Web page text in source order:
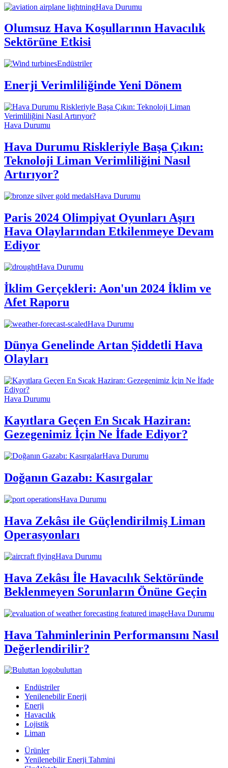
Hava Durumu
Olumsuz Hava Koşullarının Havacılık
Sektörüne Etkisi
Endüstriler
Enerji Verimliliğinde Yeni Dönem
Hava Durumu
Hava Durumu Riskleriyle Başa Çıkın:
Teknoloji Liman Verimliliğini Nasıl
Artırıyor?
Hava Durumu
Paris 2024 Olimpiyat Oyunları Aşırı
Hava Olaylarından Etkilenmeye Devam
Ediyor
Hava Durumu
İklim Gerçekleri: Aon'un 2024 İklim ve
Afet Raporu
Hava Durumu
Dünya Genelinde Artan Şiddetli Hava
Olayları
Hava Durumu
Kayıtlara Geçen En Sıcak Haziran:
Gezegenimiz İçin Ne İfade Ediyor?
Hava Durumu
Doğanın Gazabı: Kasırgalar
Hava Durumu
Hava Zekâsı ile Güçlendirilmiş Liman
Operasyonları
Hava Durumu
Hava Zekâsı İle Havacılık Sektöründe
Beklenmeyen Sorunların Önüne Geçin
Hava Durumu
Hava Tahminlerinin Performansını Nasıl
Değerlendirilir?
buluttan
Endüstriler
Yenilenebilir Enerji
Enerji
Havacılık
Lojistik
Liman
Ürünler
Yenilenebilir Enerji Tahmini